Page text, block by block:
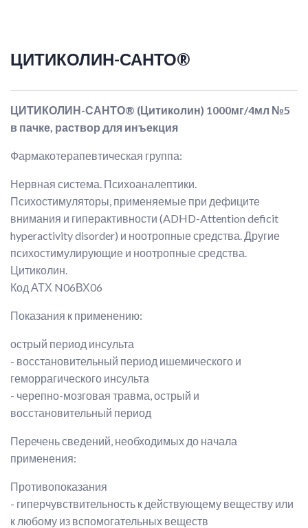
ЦИТИКОЛИН-САНТО®
ЦИТИКОЛИН-САНТО® (Цитиколин) 1000мг/4мл №5
в пачке, раствор для инъекция
Фармакотерапевтическая группа:
Нервная система. Психоаналептики.
Психостимуляторы, применяемые при дефиците
внимания и гиперактивности (ADHD-Attention deficit
hyperactivity disorder) и ноотропные средства. Другие
психостимулирующие и ноотропные средства.
Цитиколин.
Код АТХ N06ВХ06
Показания к применению:
острый период инсульта
- восстановительный период ишемического и
геморрагического инсульта
- черепно-мозговая травма, острый и
восстановительный период
Перечень сведений, необходимых до начала
применения:
Противопоказания
- гиперчувствительность к действующему веществу или
к любому из вспомогательных веществ